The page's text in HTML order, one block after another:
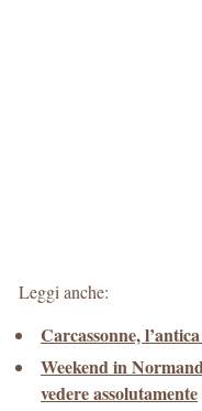
Leggi anche:
Carcassonne,
Weekend in
vedere assolutamente